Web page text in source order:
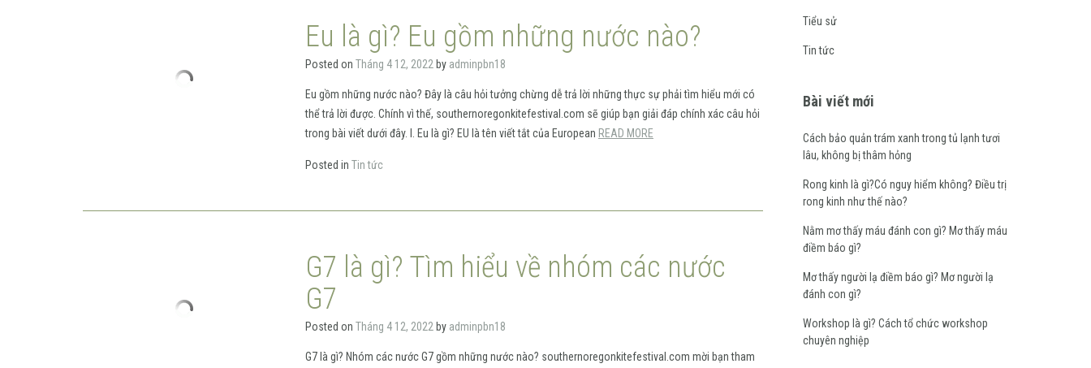
Eu là gì? Eu gồm những nước nào?
Posted on Tháng 4 12, 2022 by adminpbn18
Eu gồm những nước nào? Đây là câu hỏi tưởng chừng dễ trả lời những thực sự phải tìm hiểu mới có
thể trả lời được. Chính vì thế, southernoregonkitefestival.com sẽ giúp bạn giải đáp chính xác câu hỏi
trong bài viết dưới đây. I. Eu là gì? EU là tên viết tắt của European READ MORE
Posted in Tin tức
G7 là gì? Tìm hiểu về nhóm các nước
G7
Posted on Tháng 4 12, 2022 by adminpbn18
G7 là gì? Nhóm các nước G7 gồm những nước nào? southernoregonkitefestival.com mời bạn tham
Tiểu sử
Tin tức
Bài viết mới
Cách bảo quản trám xanh trong tủ lạnh tươi
lâu, không bị thâm hỏng
Rong kinh là gì?Có nguy hiểm không? Điều trị
rong kinh như thế nào?
Nằm mơ thấy máu đánh con gì? Mơ thấy máu
điềm báo gì?
Mơ thấy người lạ điềm báo gì? Mơ người lạ
đánh con gì?
Workshop là gì? Cách tổ chức workshop
chuyên nghiệp